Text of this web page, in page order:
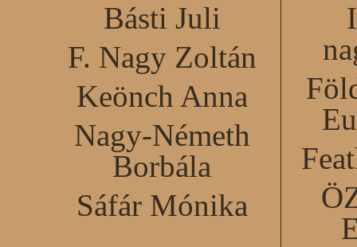
Básti Juli
F. Nagy Zoltán
Keönch Anna
Nagy-Németh
Borbála
Sáfár Mónika